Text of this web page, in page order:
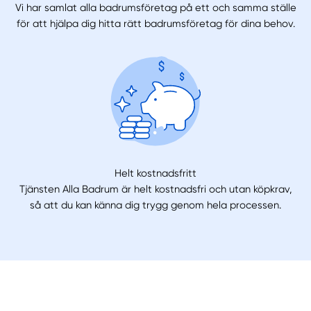
Vi har samlat alla badrumsföretag på ett och samma ställe
för att hjälpa dig hitta rätt badrumsföretag för dina behov.
Helt kostnadsfritt
Tjänsten Alla Badrum är helt kostnadsfri och utan köpkrav,
så att du kan känna dig trygg genom hela processen.